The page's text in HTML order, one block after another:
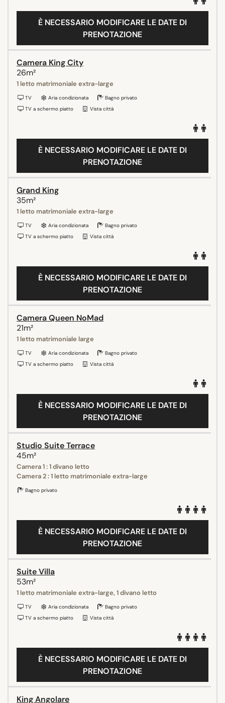
È NECESSARIO MODIFICARE LE DATE DI
PRENOTAZIONE
Camera King City
26m²
1 letto matrimoniale extra-large
TV Aria condizionata
Bagno privato
TV a schermo piatto
Vista città
È NECESSARIO MODIFICARE LE DATE DI
PRENOTAZIONE
Grand King
35m²
1 letto matrimoniale extra-large
TV Aria condizionata
Bagno privato
TV a schermo piatto
Vista città
È NECESSARIO MODIFICARE LE DATE DI
PRENOTAZIONE
Camera Queen NoMad
21m²
1 letto matrimoniale large
TV Aria condizionata
Bagno privato
TV a schermo piatto
Vista città
È NECESSARIO MODIFICARE LE DATE DI
PRENOTAZIONE
Studio Suite Terrace
45m²
Camera 1 : 1 divano letto
Camera 2 : 1 letto matrimoniale extra-large
Bagno privato
È NECESSARIO MODIFICARE LE DATE DI
PRENOTAZIONE
Suite Villa
53m²
1 letto matrimoniale extra-large, 1 divano letto
TV Aria condizionata
Bagno privato
TV a schermo piatto
Vista città
È NECESSARIO MODIFICARE LE DATE DI
PRENOTAZIONE
King Angolare